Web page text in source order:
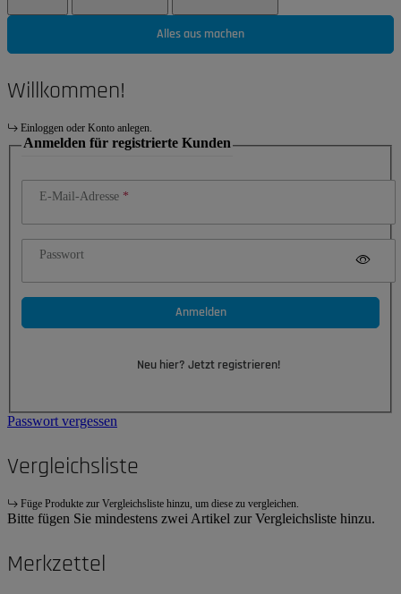
Alles aus machen
Willkommen!
Einloggen oder Konto anlegen.
Anmelden für registrierte Kunden
E-Mail-Adresse
Passwort
Anmelden
Neu hier? Jetzt registrieren!
Passwort vergessen
Vergleichsliste
Füge Produkte zur Vergleichsliste hinzu, um diese zu vergleichen.
Bitte fügen Sie mindestens zwei Artikel zur Vergleichsliste hinzu.
Merkzettel